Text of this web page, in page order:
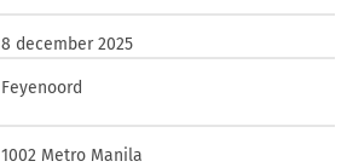
8 december 2025
Feyenoord
1002 Metro Manila